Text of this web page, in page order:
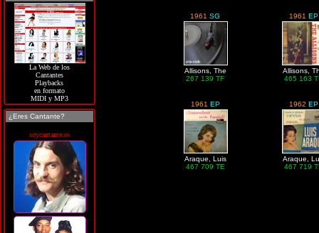
La Web de los
Cantantes
Playbacks
en formato
MIDI y MP3
¿Eres Cantante?
soycantante.es
1961SG
Allisons, The
267 139 TF
1961 EP
Allisons,
465 163
1961 EP
Araque, Luis
467 709 TE
1962 EP
Araque,
467 719